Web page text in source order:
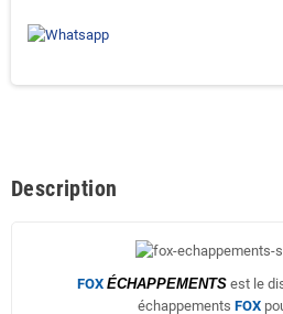
Description
FOX ÉCHAPPEMENTSest le
échappements FOX